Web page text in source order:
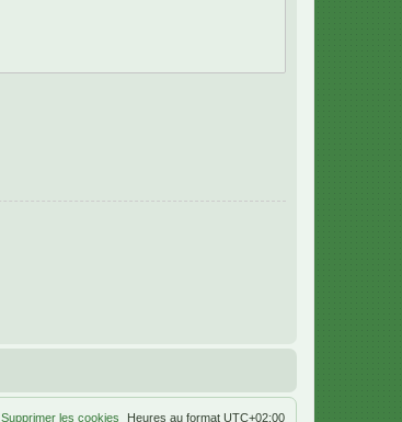
Heures au format UTC+02:00
Supprimer les cookies